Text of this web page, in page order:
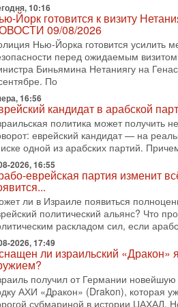
последних союзников. Путин -
ITON-TV доктор Эльдар Намазов
в прошлом – помощник
Гейдара Алиева . Ведет
2026, 11:09
в Израиле в опасности?!
спецотдел
выпуске мы разбираем одну из
израильской политики. Известно, что
общей безопасности (ШАБАК)
2026, 08:32
и Иран: последний шанс -
08/2026
США Дональд Трамп объявил о
переговоров с Ираном, но
подтвердил готовность к диалогу. По
2026, 08:42
отменил удар по Ирану -
08/2026
США Дональд Трамп сегодня
подготовленного удара по Ирану
10:16
Йорк готовится к визиту
09/08/2026
Нью-Йорка готовится усилить
перед ожидаемым
Биньямина Нетаниягу на
По
16:56
кандидат в арабской
политика может получить
еврейский кандидат — на
одной из арабских партий.
2026, 16:55
еврейская партия изменит
ли в Израиле появиться
политический альянс? Что
раскладом сил, если
2026, 17:49
ли израильский «Дракон»
получил от Германии
АХИ «Дракон» (Drakon), которая
субмариной в истории ЦАХАЛ.